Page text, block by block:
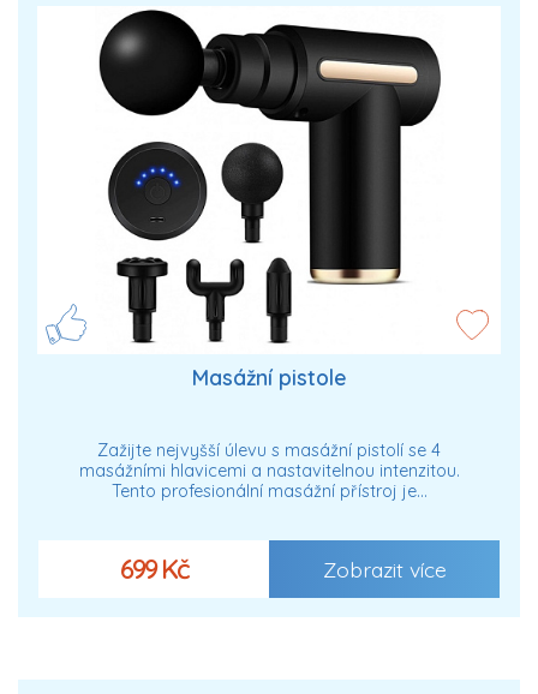
Masážní pistole
Zažijte nejvyšší úlevu s masážní pistolí se 4
masážními hlavicemi a nastavitelnou intenzitou.
Tento profesionální masážní přístroj je…
699 Kč Zobrazit více